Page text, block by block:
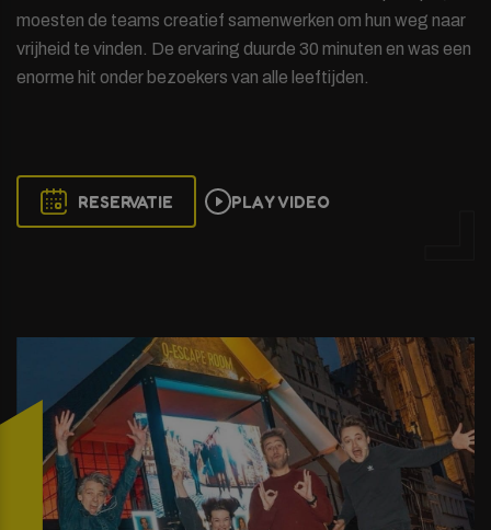
moesten de teams creatief samenwerken om hun weg naar
vrijheid te vinden. De ervaring duurde 30 minuten en was een
enorme hit onder bezoekers van alle leeftijden.
RESERVATIE PLAY VIDEO